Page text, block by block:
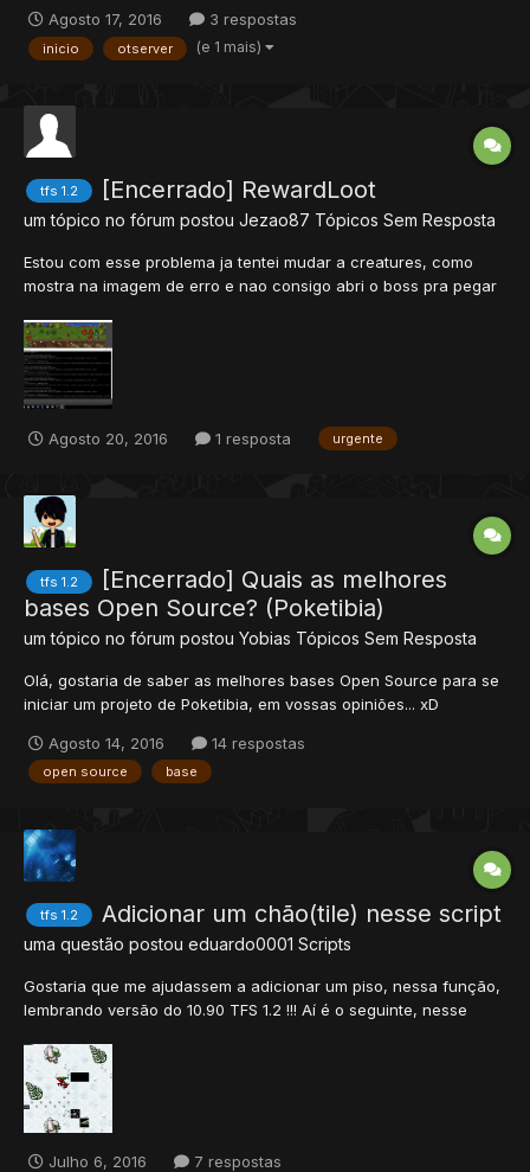
gostaria de criar um otserver global na versão atual mais não
sei como botar online. Gostaria de saber também alguns...
Agosto 17, 2016 3 respostas
inicio otserver (e 1 mais)
tfs 1.2 [Encerrado] RewardLoot
um tópico no fórum postou Jezao87 Tópicos Sem Resposta
Estou com esse problema ja tentei mudar a creatures, como
mostra na imagem de erro e nao consigo abri o boss pra pegar
alguém pode me ajudar?
Agosto 20, 2016 1 resposta urgente
tfs 1.2
[Encerrado] Quais as melhores
bases Open Source? (Poketibia)
um tópico no fórum postou Yobias Tópicos Sem Resposta
Olá, gostaria de saber as melhores bases Open Source para se
iniciar um projeto de Poketibia, em vossas opiniões... xD
Agosto 14, 2016 14 respostas
open source base
tfs 1.2 Adicionar um chão(tile) nesse script
uma questão postou eduardo0001 Scripts
Gostaria que me ajudassem a adicionar um piso, nessa função,
lembrando versão do 10.90 TFS 1.2 !!! Aí é o seguinte, nesse
aparece uma outra pedra no lugar da que foi quebrada, porém
quando aparece a pedra, também aparece um buraco preto e
eu quer...
Julho 6, 2016 7 respostas